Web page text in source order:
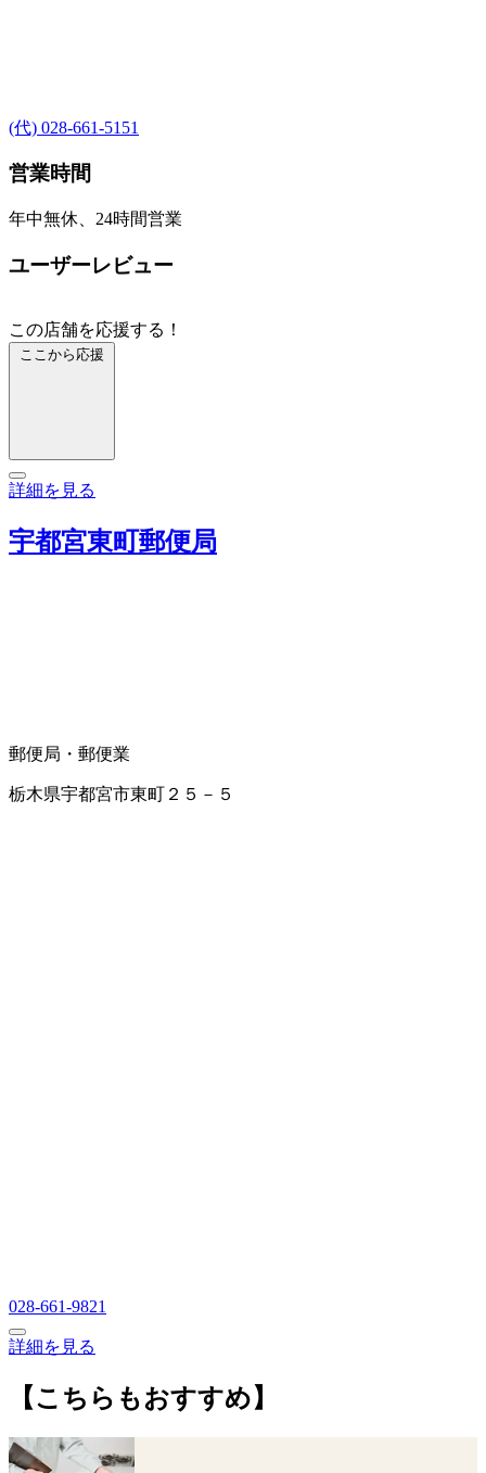
(代) 028-661-5151
営業時間
年中無休、24時間営業
ユーザーレビュー
この店舗を応援する！
ここから応援
詳細を見る
宇都宮東町郵便局
郵便局・郵便業
栃木県宇都宮市東町２５－５
028-661-9821
詳細を見る
【こちらもおすすめ】